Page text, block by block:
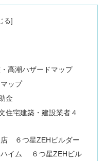
高潮ハザードマップ
ップ
金
住宅建築・建設業者４
６つ星ZEHビルダー
イム ６つ星ZEHビル